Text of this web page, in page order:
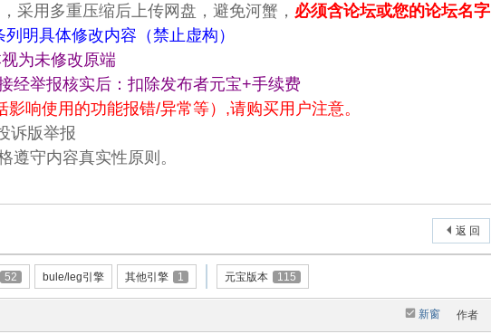
，采用多重压缩后上传网盘，避免河蟹， 必须含论坛或您的论坛名字
明具体修改内容（禁止虚构）
为未修改原端
经举报核实后：扣除发布者元宝+手续费
响使用的功能报错/异常等）,请购买用户注意。
诉版举报
遵守内容真实性原则。
返 回
52 bule/leg引擎 其他引擎 1 元宝版本 115
新窗 作者